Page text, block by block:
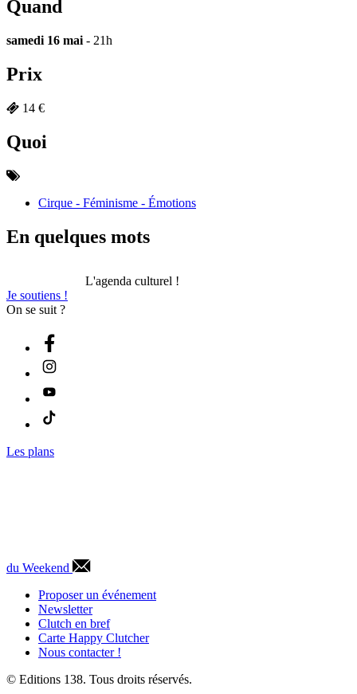
Quand
samedi 16 mai - 21h
Prix
14 €
Quoi
Cirque - Féminisme - Émotions
En quelques mots
L'agenda culturel !
Je soutiens !
On se suit ?
Les plans
du Weekend
Proposer un événement
Newsletter
Clutch en bref
Carte Happy Clutcher
Nous contacter !
© Editions 138. Tous droits réservés.